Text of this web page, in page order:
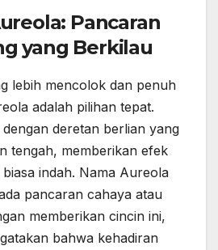
Pancaran
yang Berkilau
lebih mencolok dan penuh
adalah pilihan tepat.
dengan deretan berlian yang
tengah, memberikan efek
indah. Nama Aureola
pancaran cahaya atau
memberikan cincin ini,
bahwa kehadiran